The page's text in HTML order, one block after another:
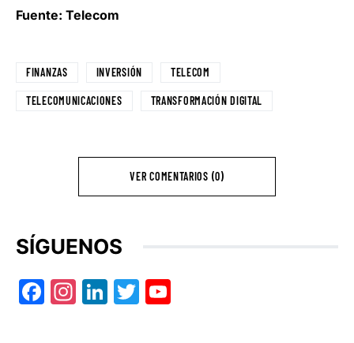
Fuente: Telecom
FINANZAS INVERSIÓN TELECOM
TELECOMUNICACIONES TRANSFORMACIÓN DIGITAL
VER COMENTARIOS (0)
SÍGUENOS
Facebook
Instagram
LinkedIn
Twitter